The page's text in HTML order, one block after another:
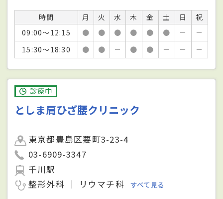
時間 月 火 水 木 金 土 日
祝
09:00～12:15
● ● ● ● ● ● －
－
15:30～18:30
● ● － ● ● － － －
診療中
としま肩ひざ腰クリニック
東京都豊島区要町3-23-4
03-6909-3347
千川駅
整形外科
リウマチ科 すべて見る